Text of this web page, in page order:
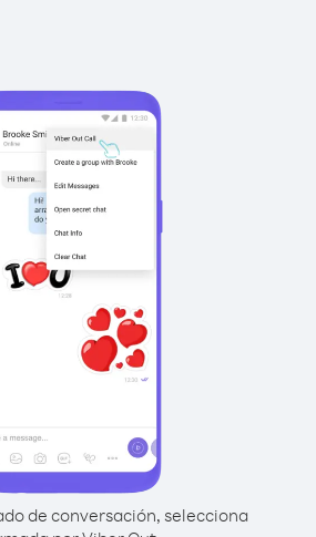
de conversación, selecciona